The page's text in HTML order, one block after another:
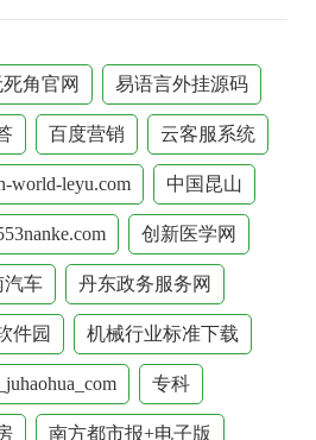
角官网 易语言外挂源码
百度营销 云客服系统
world-leyu.com 中国昆山
创新医学网
汽车 丹东政务服务网
件园 机械行业标准下载
专科
南方都市报+电子版